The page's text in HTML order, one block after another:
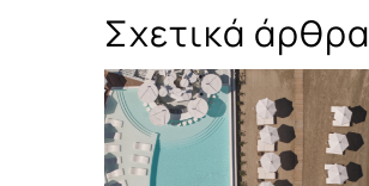
Σχετικά άρθρα